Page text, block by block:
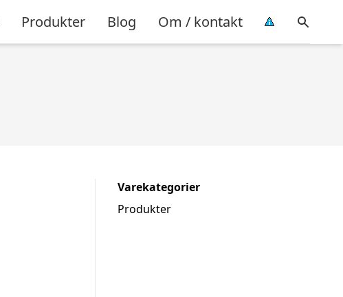
Produkter Blog Om / kontakt
Varekategorier
Produkter